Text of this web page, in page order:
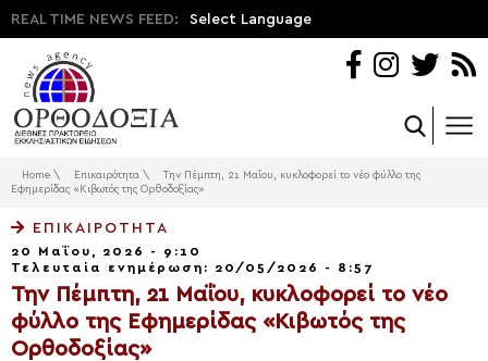
REAL TIME NEWS FEED: Select Language
Home \ Επικαιρότητα \
Την Πέμπτη, 21 Μαΐου, κυκλοφορεί το νέο φύλλο της
Εφημερίδας «Κιβωτός της Ορθοδοξίας»
ΕΠΙΚΑΙΡΌΤΗΤΑ
20 Μαΐου, 2026 - 9:10
Τελευταία ενημέρωση: 20/05/2026 - 8:57
Την Πέμπτη, 21 Μαΐου, κυκλοφορεί το νέο
φύλλο της Εφημερίδας «Κιβωτός της
Ορθοδοξίας»